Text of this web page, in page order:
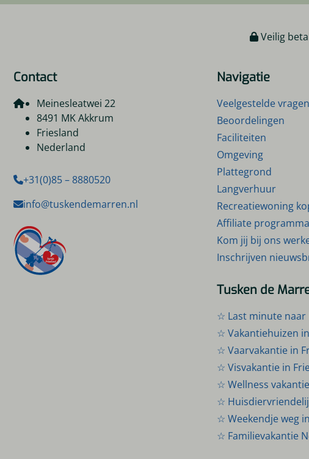
Veilig
Contact
Meinesleatwei 22
8491 MK Akkrum
Friesland
Nederland
+31(0)85 – 8880520
info@tuskendemarren.nl
Navigatie
Veelgestelde vragen
Beoordelingen
Faciliteiten
Omgeving
Plattegrond
Langverhuur
Recreatiewoning
Affiliate programma
Kom jij bij ons
Inschrijven
Tusken de
☆ Last minute naar
☆ Vakantiehuizen
☆ Vaarvakantie in
☆ Visvakantie in
☆ Wellness
☆
☆ Weekendje weg
☆ Familievakantie